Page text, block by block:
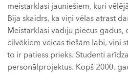
meistarklasi jauniešiem, kuri
Bija skaidrs, ka viņi vēlas atrast
Meistarklasi vadīju piecus gadus,
cilvēkiem veicas tiešām labi, viņi
to ir patiess prieks. Studenti
personālprojektus. Kopš 2000.